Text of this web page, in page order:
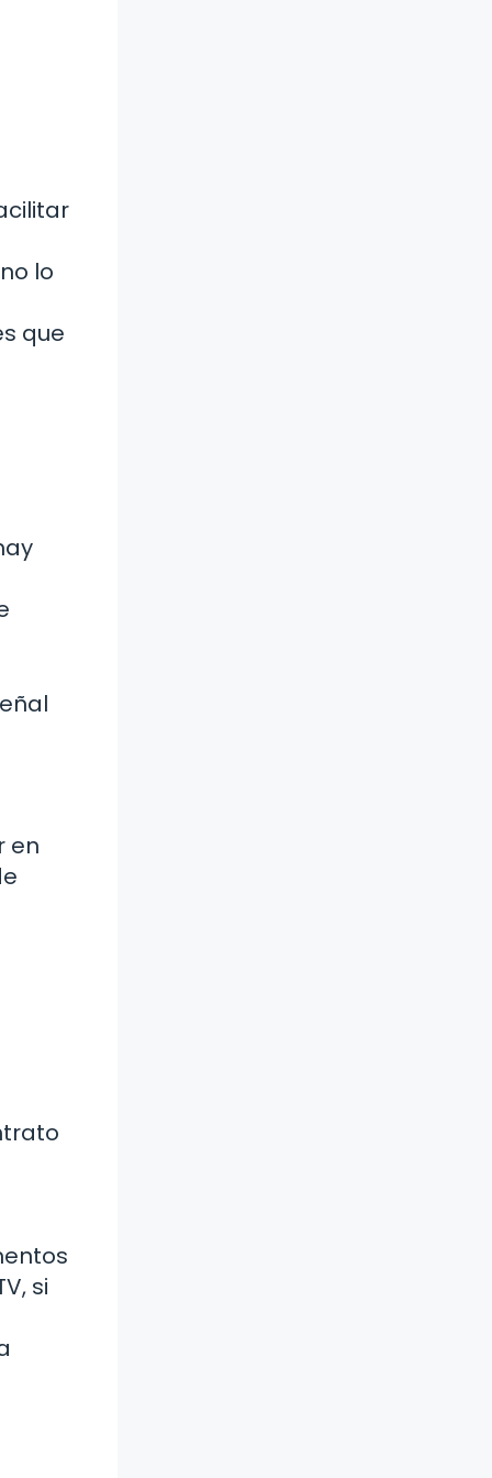
lo
que
en
si